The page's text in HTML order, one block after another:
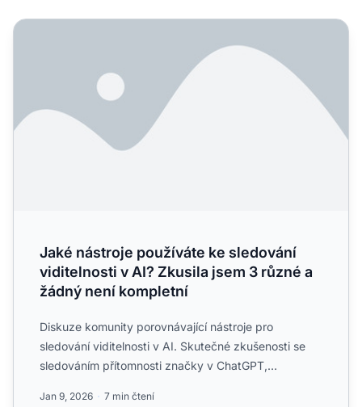
Jaké nástroje používáte ke sledování viditelnosti v AI?
Jaké nástroje používáte ke sledování
viditelnosti v AI? Zkusila jsem 3 různé a
žádný není kompletní
Diskuze komunity porovnávající nástroje pro
sledování viditelnosti v AI. Skutečné zkušenosti se
sledováním přítomnosti značky v ChatGPT,
Jan 9, 2026 7 min čtení